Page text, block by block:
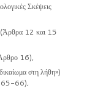
Σκέψεις
(Άρθρα 12 και 15
16),
στη λήθη»)
65-66),